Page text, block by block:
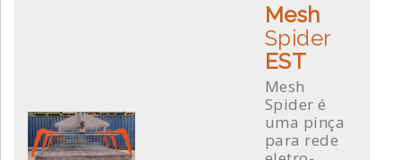
Mesh
Spider
EST
Mesh
Spider é
uma pinça
para rede